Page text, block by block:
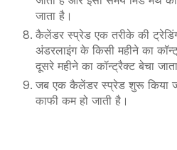
जाता है।
कैलेंडर स्प्रेड एक तरीके की
अंडरलाइंग के किसी महीने का
दूसरे महीने का कॉन्ट्रैक्ट बेचा
जब एक कैलेंडर स्प्रेड शुरू किया
काफी कम हो जाती है।